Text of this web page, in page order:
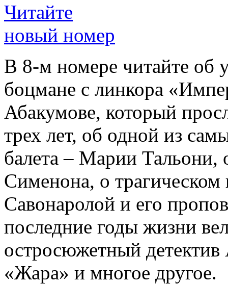
Читайте
новый номер
В 8-м номере читайте об
боцмане с линкора
Абакумове, который
трех лет, об одной из
балета – Марии
Сименона, о трагическом
Савонаролой и его
последние годы жизни
остросюжетный детектив
«Жара» и многое другое.